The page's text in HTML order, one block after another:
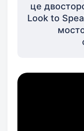
це
Look to